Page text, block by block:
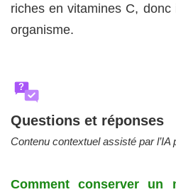
riches en vitamines C,
organisme.
?
Questions et réponses
Contenu contextuel assisté par
Comment conserver un